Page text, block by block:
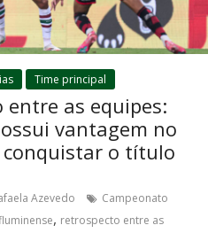
Time principal
entre as equipes:
vantagem no
conquistar o título
Azevedo
Campeonato
, retrospecto entre as